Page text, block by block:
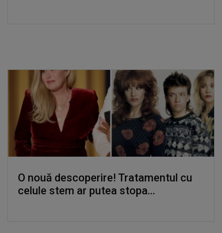
O nouă descoperire! Tratamentul cu
celule stem ar putea stopa...